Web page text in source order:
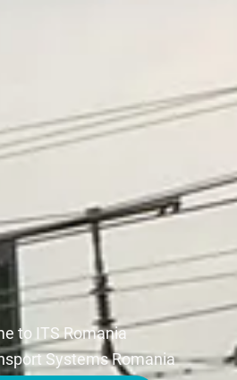
to ITS Romania
Systems Romania